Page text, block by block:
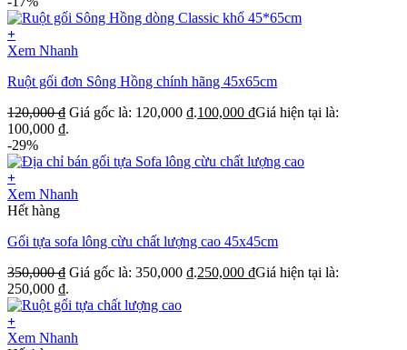
+
Xem Nhanh
Ruột gối đơn Sông Hồng chính hãng 45x65cm
120,000₫ Giá gốc là: 120,000 ₫.100,000 ₫Giá hiện tại là:
100,000 ₫.
-29%
+
Xem Nhanh
Hết hàng
Gối tựa sofa lông cừu chất lượng cao 45x45cm
350,000₫ Giá gốc là: 350,000 ₫.250,000 ₫Giá hiện tại là:
250,000 ₫.
+
Xem Nhanh